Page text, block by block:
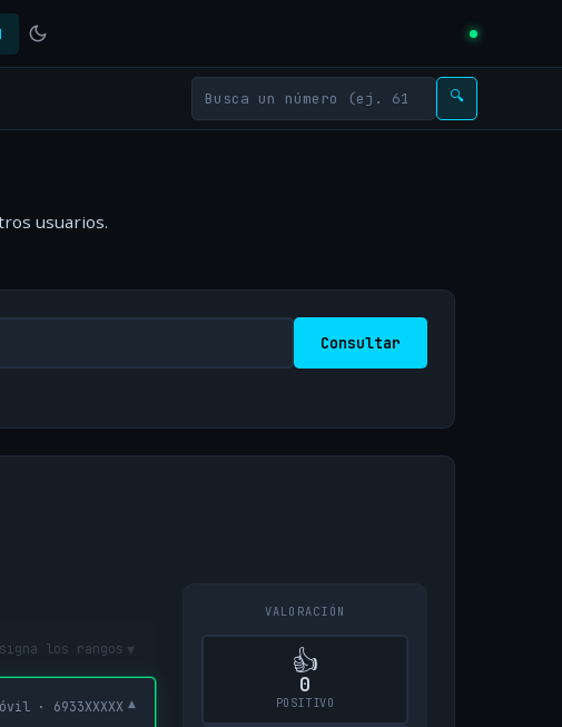
🔍
usuarios.
Consultar
los rangos ▾
· 6933XXXXX ▾
VALORACIÓN
👍
0
POSITIVO